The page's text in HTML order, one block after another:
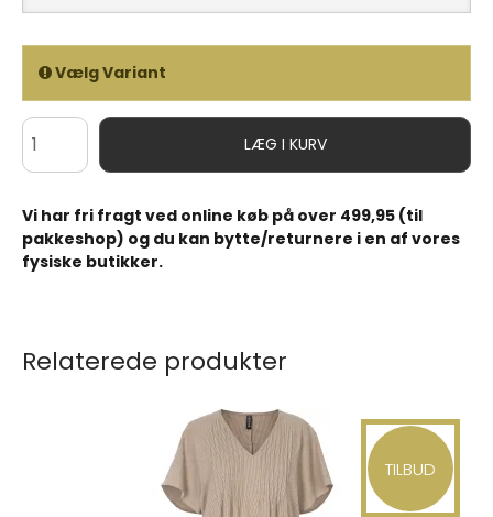
Vælg Variant
LÆG I KURV
Vi har fri fragt ved online køb på over 499,95 (til
pakkeshop) og du kan bytte/returnere i en af vores
fysiske butikker.
Relaterede produkter
TILBUD